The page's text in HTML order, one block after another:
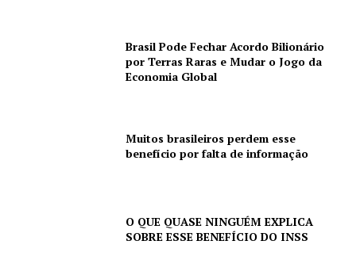
Brasil Pode Fechar Acordo Bilionário
por Terras Raras e Mudar o Jogo da
Economia Global
Muitos brasileiros perdem esse
benefício por falta de informação
O QUE QUASE NINGUÉM EXPLICA
SOBRE ESSE BENEFÍCIO DO INSS